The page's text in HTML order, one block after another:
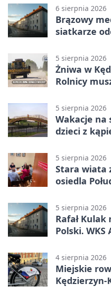
6 sierpnia 2026
Brązowy
siatkarze
5 sierpnia 2026
Żniwa w
Rolnicy
5 sierpnia 2026
Wakacje na
dzieci z
5 sierpnia 2026
Stara wiata
osiedla
5 sierpnia 2026
Rafał
Polski.
4 sierpnia 2026
Miejskie
Kędzierzyn-